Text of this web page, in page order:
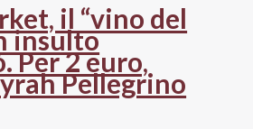
il “vino del
insulto
Per 2 euro,
Pellegrino